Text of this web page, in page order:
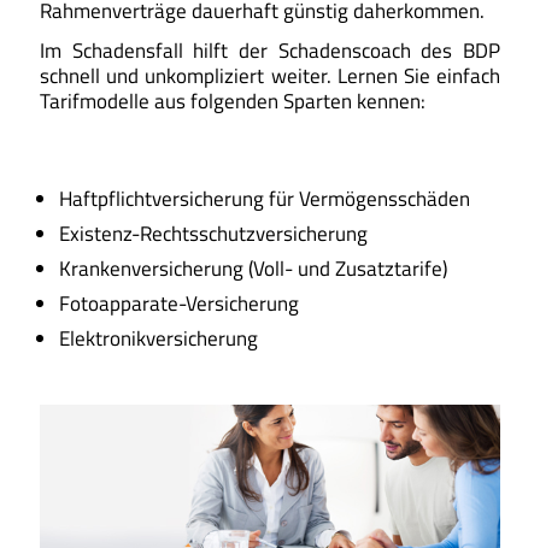
Rahmenverträge dauerhaft günstig daherkommen.
Im Schadensfall hilft der Schadenscoach des BDP
schnell und unkompliziert weiter. Lernen Sie einfach
Tarifmodelle aus folgenden Sparten kennen:
Haftpflichtversicherung für Vermögensschäden
Existenz-Rechtsschutzversicherung
Krankenversicherung (Voll- und Zusatztarife)
Fotoapparate-Versicherung
Elektronikversicherung